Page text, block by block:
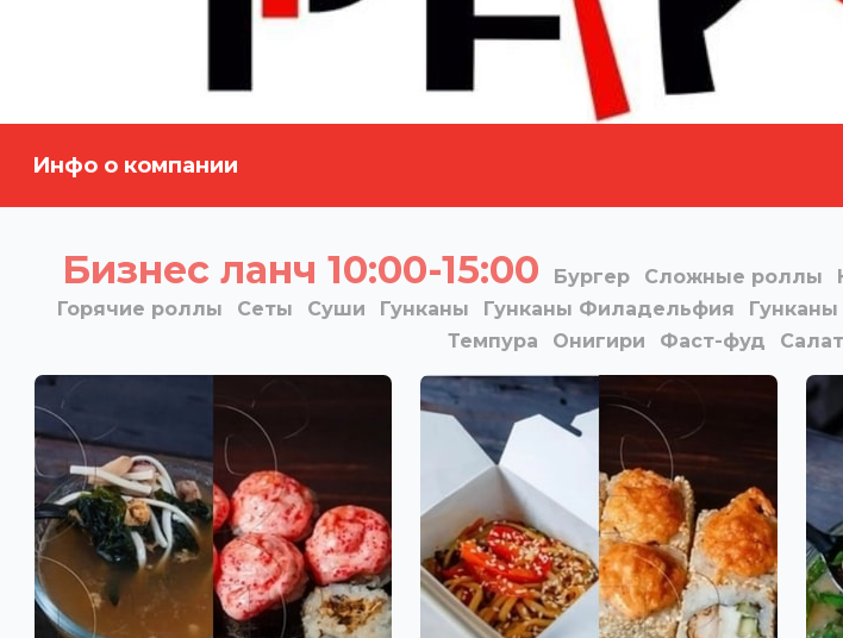
Инфо о компании
Бизнес ланч 10:00-15:00 Бургер Сложные роллы
Горячие роллы
Сеты Суши Гунканы Гунканы Филадельфия
Темпура
Онигири Фаст-фуд